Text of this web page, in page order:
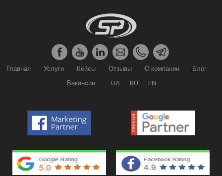
Главная Услуги Кейсы Отзывы О компании
Блог
Вакансии